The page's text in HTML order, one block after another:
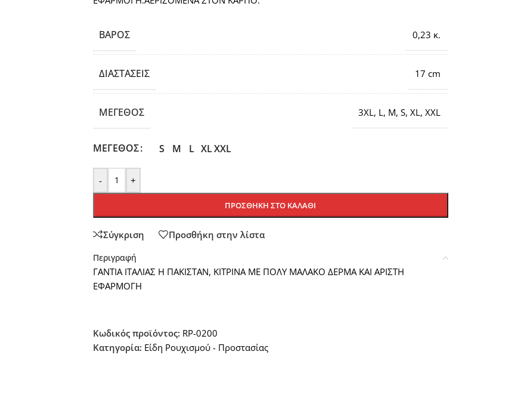
ΒΆΡΟΣ 0,23 κ.
ΔΙΑΣΤΆΣΕΙΣ 17 cm
ΜΈΓΕΘΟΣ 3XL, L, M, S, XL, XXL
ΜΈΓΕΘΟΣ S M L XLXXL
- +
ΠΡΟΣΘΉΚΗ ΣΤΟ ΚΑΛΆΘΙ
Σύγκριση Προσθήκη στην λίστα
Περιγραφή
ΓΑΝΤΙΑ ΙΤΑΛΙΑΣ Η ΠΑΚΙΣΤΑΝ, ΚΙΤΡΙΝΑ ΜΕ ΠΟΛΥ ΜΑΛΑΚΟ ΔΕΡΜΑ ΚΑΙ ΑΡΙΣΤΗ
ΕΦΑΡΜΟΓΗ
Κωδικός προϊόντος: RP-0200
Κατηγορία: Είδη Ρουχισμού - Προστασίας